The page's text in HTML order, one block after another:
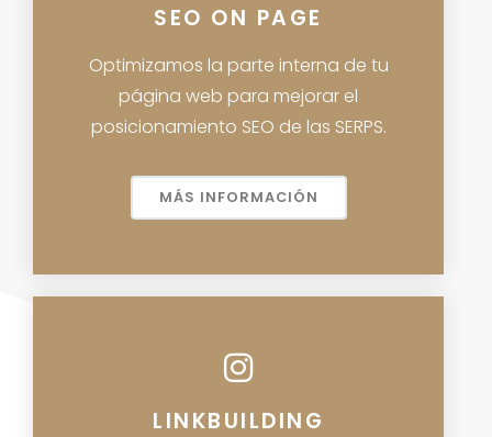
SEO ON PAGE
Optimizamos la parte interna de tu
página web para mejorar el
posicionamiento SEO de las SERPS.
MÁS INFORMACIÓN
LINKBUILDING